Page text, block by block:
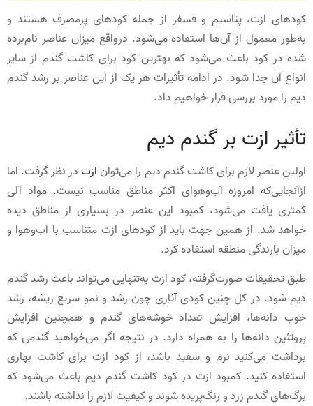
کودهای ازت، پتاسیم و فسفر از جمله کودهای پرمصرف هستند و
به‌طور معمول از آن‌ها استفاده می‌شود. درواقع میزان عناصر نام‌برده
شده در کود باعث می‌شود که بهترین کود برای کاشت گندم از سایر
انواع آن جدا شود. در ادامه تأثیرات هر یک از این عناصر بر رشد گندم
دیم را مورد بررسی قرار خواهیم داد.
تأثیر ازت بر گندم دیم
اولین عنصر لازم برای کاشت گندم دیم را می‌توانازتدر نظر گرفت. اما
ازآنجایی‌که امروزه آب‌وهوای اکثر مناطق مناسب نیست. مواد آلی
کمتری یافت می‌شود، کمبود این عنصر در بسیاری از مناطق دیده
خواهد شد. از همین جهت باید از کودهای ازت متناسب با آب‌وهوا و
میزان بارندگی منطقه استفاده کرد.
طبق تحقیقات صورت‌گرفته، کود ازت به‌تنهایی می‌تواند باعث رشد گندم
دیم شود. در کل چنین کودی آثاری چون رشد و نمو سریع ریشه، رشد
خوب دانه‌ها، افزایش تعداد خوشه‌های گندم و همچنین افزایش
پروتئین دانه‌ها را به همراه دارد. در نتیجه اگر می‌خواهید گندمی که
برداشت می‌کنید نرم و سفید باشد، از کود ازت برای کاشت بهاری
استفاده کنید. کمبود ازت در کود کاشت گندم دیم باعث می‌شود که
برگ‌های گندم زرد و رنگ‌پریده شوند و کیفیت لازم را نداشته باشند.